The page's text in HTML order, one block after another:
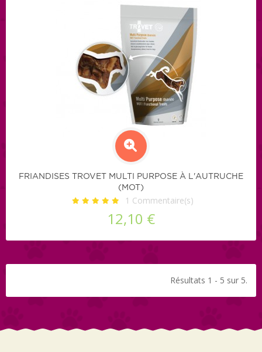
FRIANDISES TROVET MULTI PURPOSE À L'AUTRUCHE
(MOT)
1 Commentaire(s)
12,10 €
Résultats 1 - 5 sur 5.